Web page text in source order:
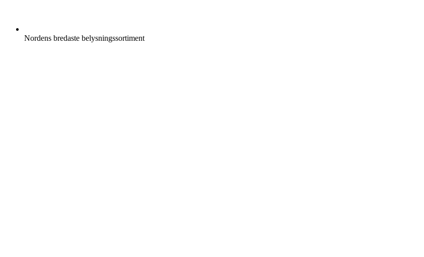
Nordens bredaste belysningssortiment